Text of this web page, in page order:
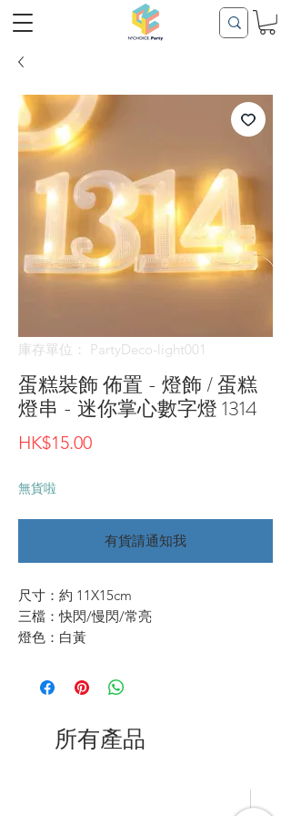
庫存單位： PartyDeco-light001
蛋糕裝飾 佈置 - 燈飾 / 蛋糕
燈串 - 迷你掌心數字燈 1314
HK$15.00價
無貨啦
有貨請通知我
尺寸：約 11X15cm
三檔：快閃/慢閃/常亮
燈色：白黃
所有產品